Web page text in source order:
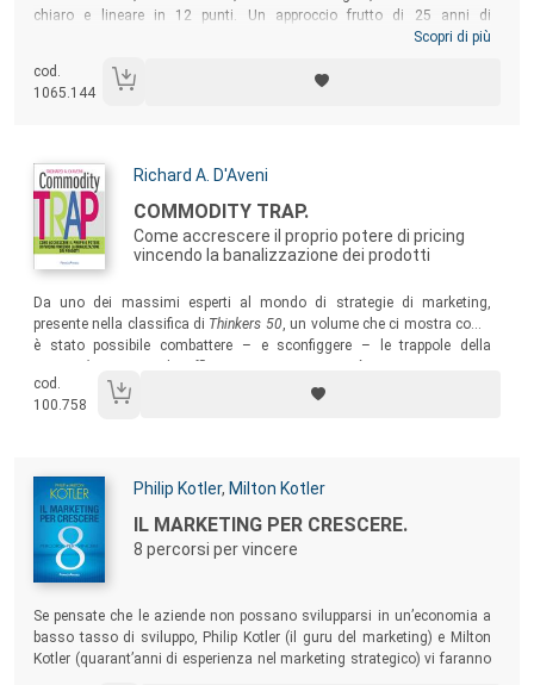
chiaro e lineare in 12 punti. Un approccio frutto di 25 anni di
esperienza, testato e divulgato in aziende e organizzazioni come
Nazionale di Fisica Nucleare, Frost & Sullivan (London), Commax
Consulting (Monaco di Baviera), Barilla, Coop Italia, IIR (Institute of
Scopri di più
cod.
1065.144
Autori:
Richard A. D'Aveni
Titolo:
COMMODITY TRAP.
Come accrescere il proprio potere di pricing
vincendo la banalizzazione dei prodotti
Sommario:
Da uno dei massimi esperti al mondo di strategie di marketing,
presente nella classifica di Thinkers 50, un volume che ci mostra come
è stato possibile combattere – e sconfiggere – le trappole della
cod.
100.758
Autori:
Philip Kotler, Milton Kotler
Titolo:
IL MARKETING PER CRESCERE.
8 percorsi per vincere
Se pensate che le aziende non possano svilupparsi in un’economia a
basso tasso di sviluppo, Philip Kotler (il guru del marketing) e Milton
Kotler (quarant’anni di esperienza nel marketing strategico) vi faranno